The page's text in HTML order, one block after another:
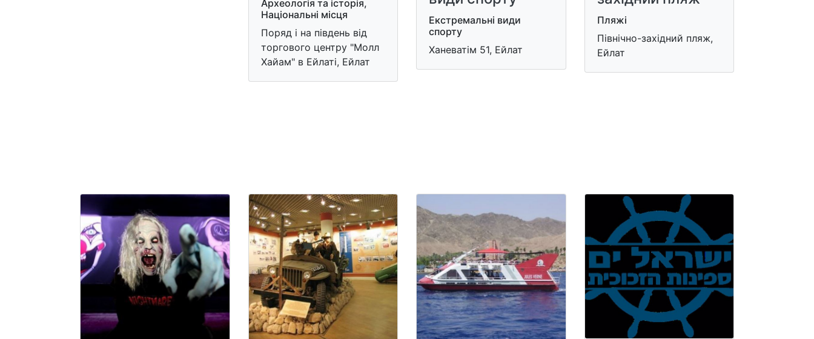
Археологія та історія,
Національні місця
Поряд і на південь від
торгового центру "Молл
Хайам" в Ейлаті, Ейлат
Екстремальні види
спорту
Ханеватім 51, Ейлат
Пляжі
Північно-західний пляж,
Ейлат